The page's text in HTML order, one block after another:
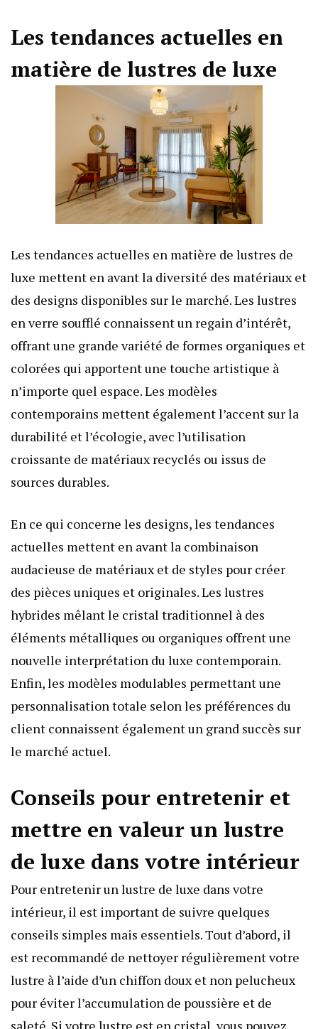
Les tendances actuelles en
matière de lustres de luxe
Les tendances actuelles en matière de lustres de
luxe mettent en avant la diversité des matériaux et
des designs disponibles sur le marché. Les lustres
en verre soufflé connaissent un regain d’intérêt,
offrant une grande variété de formes organiques et
colorées qui apportent une touche artistique à
n’importe quel espace. Les modèles
contemporains mettent également l’accent sur la
durabilité et l’écologie, avec l’utilisation
croissante de matériaux recyclés ou issus de
sources durables.
En ce qui concerne les designs, les tendances
actuelles mettent en avant la combinaison
audacieuse de matériaux et de styles pour créer
des pièces uniques et originales. Les lustres
hybrides mêlant le cristal traditionnel à des
éléments métalliques ou organiques offrent une
nouvelle interprétation du luxe contemporain.
Enfin, les modèles modulables permettant une
personnalisation totale selon les préférences du
client connaissent également un grand succès sur
le marché actuel.
Conseils pour entretenir et
mettre en valeur un lustre
de luxe dans votre intérieur
Pour entretenir un lustre de luxe dans votre
intérieur, il est important de suivre quelques
conseils simples mais essentiels. Tout d’abord, il
est recommandé de nettoyer régulièrement votre
lustre à l’aide d’un chiffon doux et non pelucheux
pour éviter l’accumulation de poussière et de
saleté. Si votre lustre est en cristal, vous pouvez